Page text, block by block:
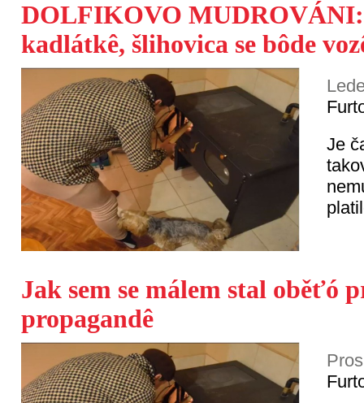
DOLFIKOVO MUDROVÁNI:
kadlátkê, šlihovica se bôde
Je
Jak sem se málem stal oběťó
propagandê